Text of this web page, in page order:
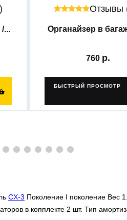
...
Отзывы
Органайзер в
760
БЫСТРЫЙ ПРОСМОТР
CX-3 Поколение I поколение Вес
в копплекте 2 шт. Тип